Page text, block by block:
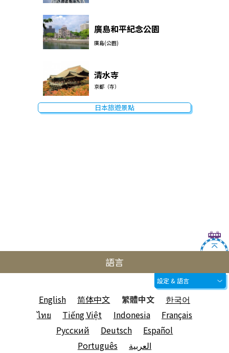
廣島和平紀念公園
廣島(公園)
清水寺
京都（寺）
日本旅遊景點
語言
設定 & 語言
English 简体中文 繁體中文
한국어
ไทย
Tiếng Việt Indonesia
Français
Русский
Deutsch
Español
Português
العربية